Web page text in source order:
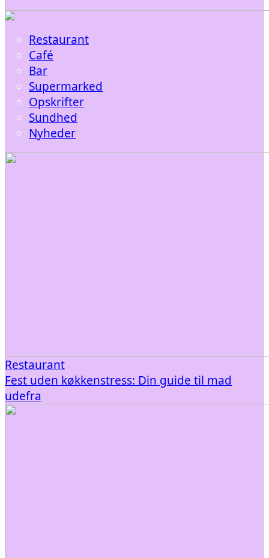
Restaurant
Café
Bar
Supermarked
Opskrifter
Sundhed
Nyheder
Restaurant
Fest uden køkkenstress: Din guide til mad
udefra